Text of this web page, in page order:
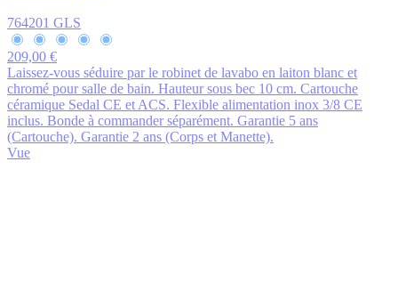
764201 GLS
209,00 €
Laissez-vous séduire par le robinet de lavabo en laiton blanc et
chromé pour salle de bain. Hauteur sous bec 10 cm. Cartouche
céramique Sedal CE et ACS. Flexible alimentation inox 3/8 CE
inclus. Bonde à commander séparément. Garantie 5 ans
(Cartouche). Garantie 2 ans (Corps et Manette).
Vue